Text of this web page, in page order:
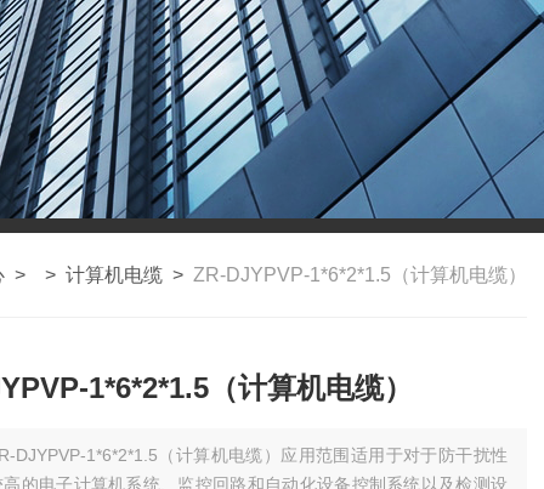
> > 计算机电缆 > ZR-DJYPVP-1*6*2*1.5（计算机电缆）
1*6*2*1.5（计算机电缆）
DJYPVP-1*6*2*1.5（计算机电缆）应用范围适用于对于防干扰性
的电子计算机系统、监控回路和自动化设备控制系统以及检测设